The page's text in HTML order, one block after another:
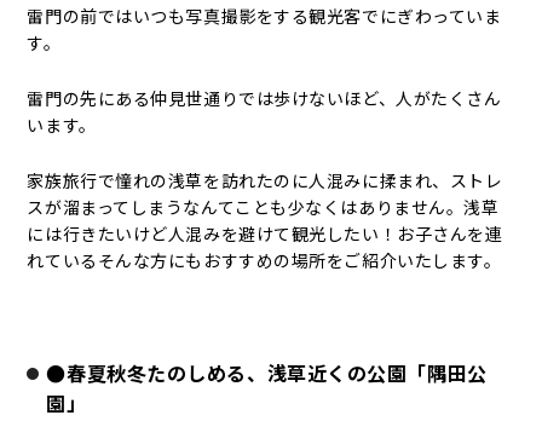
雷門の前ではいつも写真撮影をする観光客でにぎわっていま
す。
雷門の先にある仲見世通りでは歩けないほど、人がたくさん
います。
家族旅行で憧れの浅草を訪れたのに人混みに揉まれ、ストレ
スが溜まってしまうなんてことも少なくはありません。浅草
には行きたいけど人混みを避けて観光したい！お子さんを連
れているそんな方にもおすすめの場所をご紹介いたします。
●春夏秋冬たのしめる、浅草近くの公園「隅田公
園」